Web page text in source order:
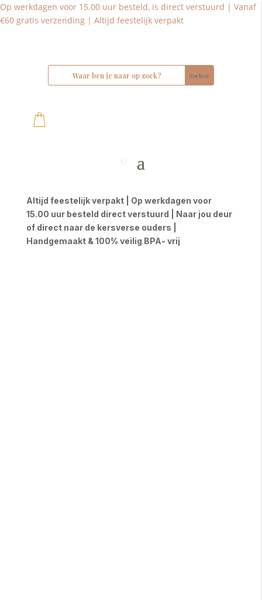
Op werkdagen voor 15.00 uur besteld, is direct verstuurd | Vanaf
€60 gratis verzending | Altijd feestelijk verpakt
Altijd feestelijk verpakt | Op werkdagen voor
15.00 uur besteld direct verstuurd | Naar jou deur
of direct naar de kersverse ouders |
Handgemaakt & 100% veilig BPA- vrij